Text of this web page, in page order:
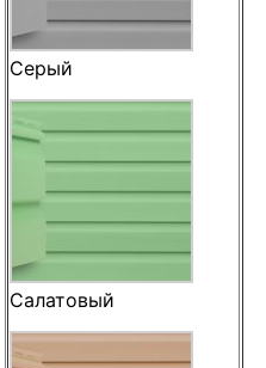
Серый
Салатовый